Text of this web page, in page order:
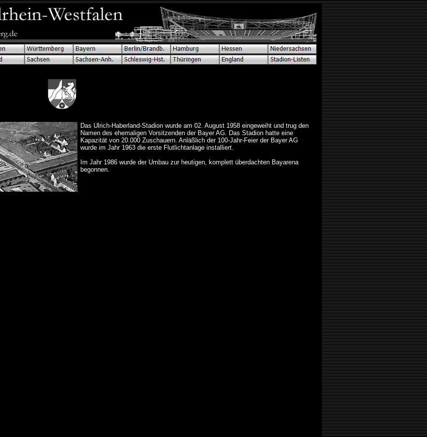
Das Ulrich-Haberland-Stadion wurde am 02. August 1958 eingeweiht und trug den
Namen des ehemaligen Vorsitzenden der Bayer AG. Das Stadion hatte eine
Kapazität von 20.000 Zuschauern. Anläßlich der 100-Jahr-Feier der Bayer AG
wurde im Jahr 1963 die erste Flutlichtanlage installiert.
Im Jahr 1986 wurde der Umbau zur heutigen, komplett überdachten Bayarena
begonnen.